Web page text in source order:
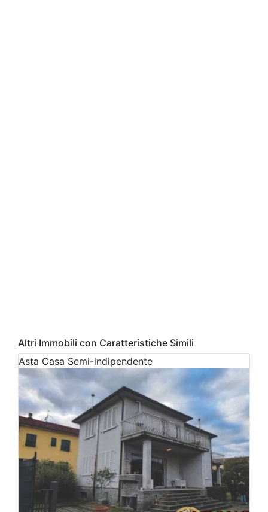
Altri Immobili con Caratteristiche Simili
Asta Casa Semi-indipendente